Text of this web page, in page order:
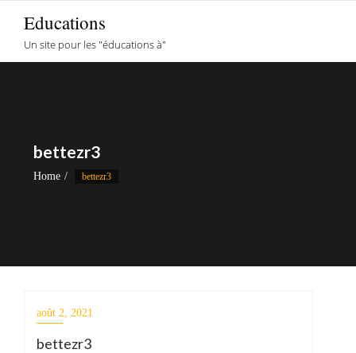
content
Educations
Un site pour les "éducations à"
bettezr3
Home bettezr3
août 2, 2021
bettezr3